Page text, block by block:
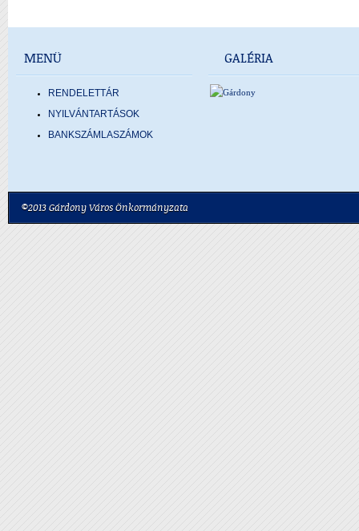
MENÜ
RENDELETTÁR
NYILVÁNTARTÁSOK
BANKSZÁMLASZÁMOK
GALÉRIA
©2013 Gárdony Város Önkormányzata